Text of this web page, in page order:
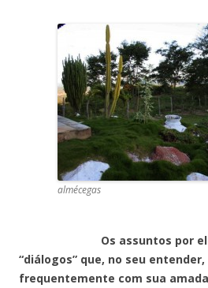
almécegas
Os assuntos por ele
“diálogos” que, no seu
frequentemente com sua